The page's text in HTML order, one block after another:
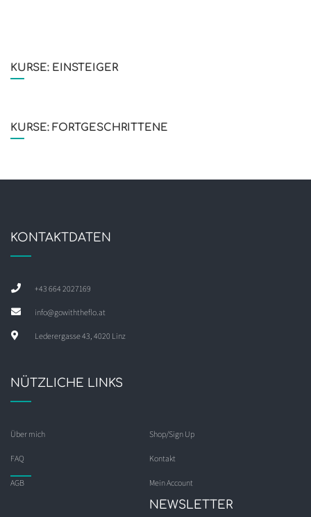
KURSE: EINSTEIGER
KURSE: FORTGESCHRITTENE
KONTAKTDATEN
+43 664 2027169
info@gowiththeflo.at
Lederergasse 43, 4020 Linz
NÜTZLICHE LINKS
Über mich Shop/Sign Up
FAQ Kontakt
AGB Mein Account
NEWSLETTER